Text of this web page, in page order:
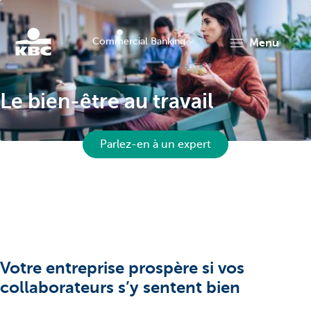
KBC
Commercial Banking menu
Le bien-être au travail
Parlez-en à un expert
Votre entreprise prospère si vos
collaborateurs s’y sentent bien